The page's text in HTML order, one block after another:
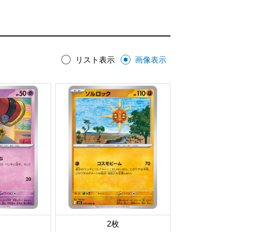
リスト表示 画像表示
2枚